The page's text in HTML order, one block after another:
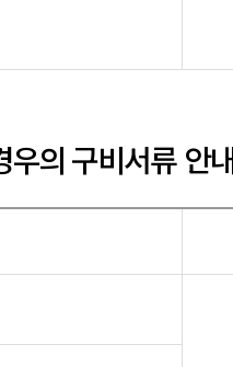
의 구비서류 안내